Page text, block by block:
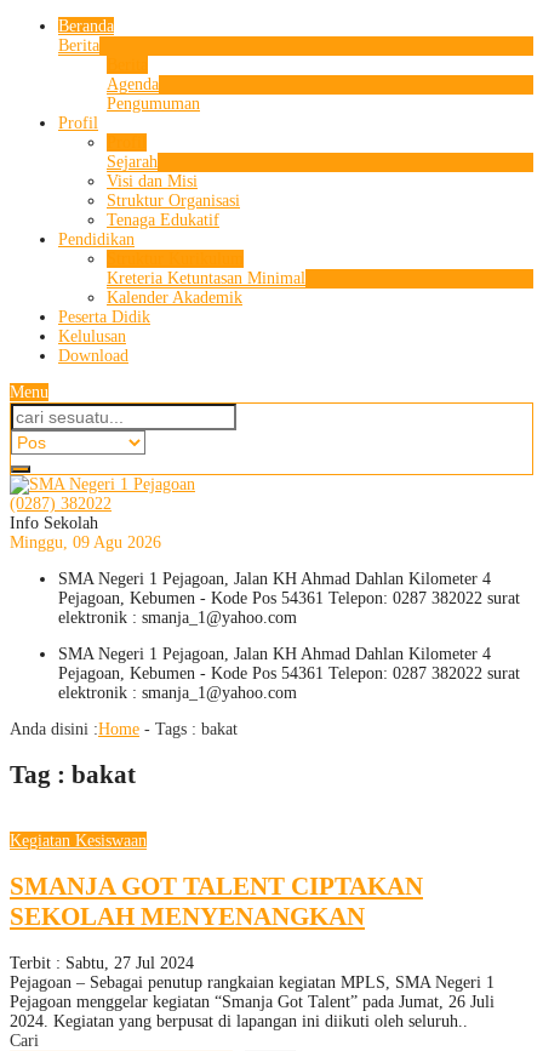
Beranda
Berita
Agenda
Pengumuman
Profil
Sejarah
Visi dan Misi
Struktur Organisasi
Tenaga Edukatif
Pendidikan
Kreteria Ketuntasan Minimal
Kalender Akademik
Peserta Didik
Kelulusan
Download
Menu
(0287) 382022
Info Sekolah
Minggu, 09 Agu 2026
SMA Negeri 1 Pejagoan, Jalan KH Ahmad Dahlan Kilometer 4
Pejagoan, Kebumen - Kode Pos 54361 Telepon: 0287 382022 surat
elektronik : smanja_1@yahoo.com
SMA Negeri 1 Pejagoan, Jalan KH Ahmad Dahlan Kilometer 4
Pejagoan, Kebumen - Kode Pos 54361 Telepon: 0287 382022 surat
elektronik : smanja_1@yahoo.com
Anda disini :Home - Tags : bakat
Tag : bakat
Kegiatan Kesiswaan
SMANJA GOT TALENT CIPTAKAN
SEKOLAH MENYENANGKAN
Terbit : Sabtu, 27 Jul 2024
Pejagoan – Sebagai penutup rangkaian kegiatan MPLS, SMA Negeri 1
Pejagoan menggelar kegiatan “Smanja Got Talent” pada Jumat, 26 Juli
2024. Kegiatan yang berpusat di lapangan ini diikuti oleh seluruh..
Cari